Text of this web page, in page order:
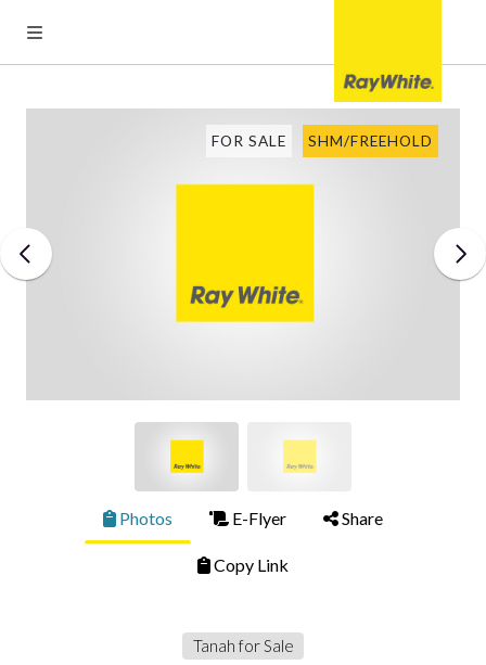
FOR SALE SHM/FREEHOLD
Photos E-Flyer Share
Copy Link
Tanah for Sale